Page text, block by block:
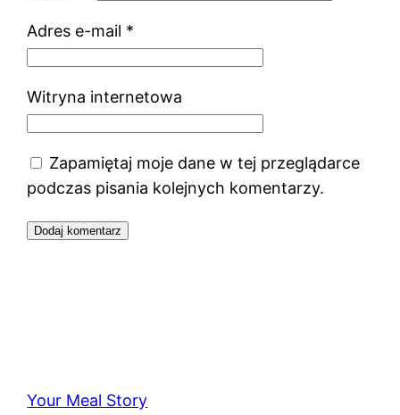
Adres e-mail *
Witryna internetowa
Zapamiętaj moje dane w tej przeglądarce
podczas pisania kolejnych komentarzy.
Your Meal Story